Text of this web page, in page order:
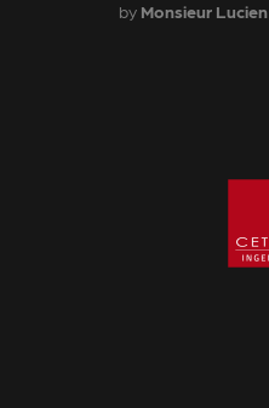
by Monsieur Lucien